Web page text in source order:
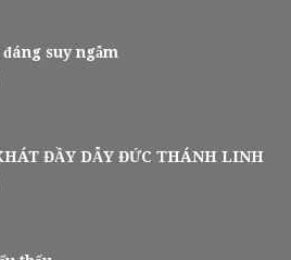
đáng suy ngẫm
ĐẦY DẪY ĐỨC THÁNH LINH